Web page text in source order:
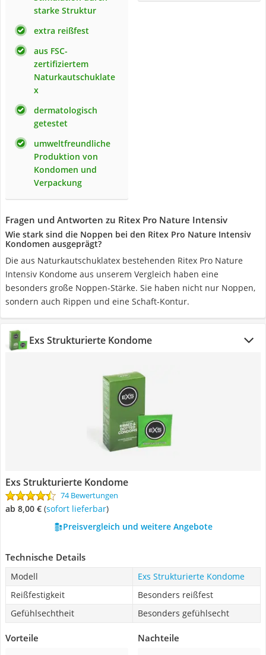
starke Struktur
extra reißfest
aus FSC-
zertifiziertem
Naturkautschuklate
x
dermatologisch
getestet
umweltfreundliche
Produktion von
Kondomen und
Verpackung
Fragen und Antworten zu Ritex Pro Nature Intensiv
Wie stark sind die Noppen bei den Ritex Pro Nature Intensiv
Kondomen ausgeprägt?
Die aus Naturkautschuklatex bestehenden Ritex Pro Nature
Intensiv Kondome aus unserem Vergleich haben eine
besonders große Noppen-Stärke. Sie haben nicht nur Noppen,
sondern auch Rippen und eine Schaft-Kontur.
Exs Strukturierte Kondome
Exs Strukturierte Kondome
74 Bewertungen
ab 8,00 € ( Sofort lieferbar)
Preisvergleich und weitere Angebote
Technische Details
Modell
Exs Strukturierte Kondome
Reißfestigkeit
Besonders reißfest
Gefühlsechtheit
Besonders gefühlsecht
Vorteile Nachteile